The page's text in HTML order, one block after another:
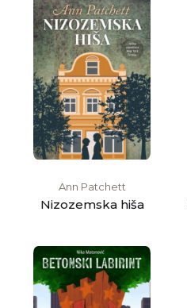
Ann Patchett
Nizozemska hiša